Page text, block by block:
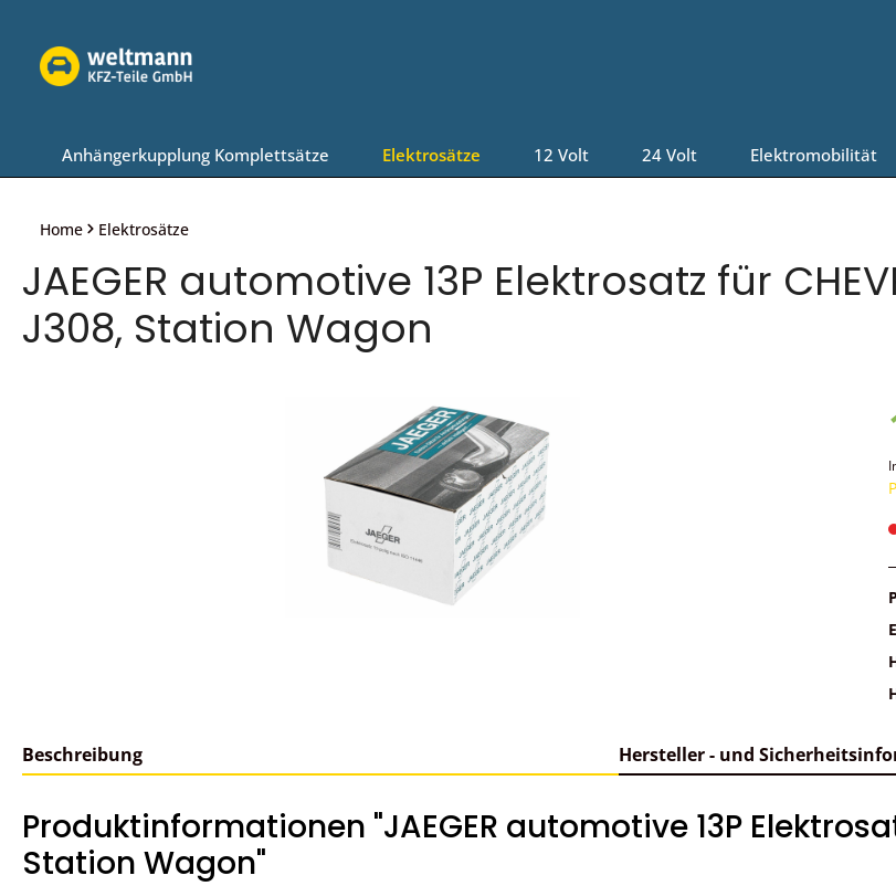
Anhängerkupplung Komplettsätze Elektrosätze 12 Volt 24 Volt Elektromobilität
Home Elektrosätze
JAEGER automotive 13P Elektrosatz für
J308, Station Wagon
Beschreibung Hersteller - und
Produktinformationen "JAEGER automotive 13P
Station Wagon"